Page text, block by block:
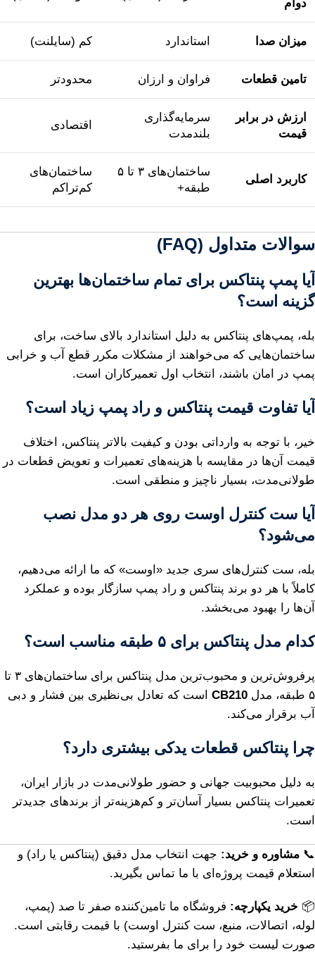
دوام
میزان صدا استاندارد کم (سایلنت)
تامین قطعات فراوان و ارزان محدودتر
ارزش در برابر
قیمت
سرمایه‌گذاری
بلندمدت
اقتصادی
کاربرد اصلی
ساختمان‌های ۳ تا ۵
طبقه+
ساختمان‌های
کم‌تراکم
سوالات متداول (FAQ)
آیا پمپ پنتاکس برای تمام ساختمان‌ها بهترین
گزینه است؟
بله، پمپ‌های پنتاکس به دلیل استاندارد بالای ساخت، برای
ساختمان‌هایی که می‌خواهند از مشکلات مکرر قطع آب و خرابی
پمپ در امان باشند، انتخاب اول تعمیرکاران است.
آیا تفاوت قیمت پنتاکس و راد پمپ زیاد است؟
خیر، با توجه به وارداتی بودن و کیفیت بالاتر پنتاکس، اختلاف
قیمت آن‌ها در مقایسه با هزینه‌های تعمیرات و تعویض قطعات در
طولانی‌مدت، بسیار ناچیز و منطقی است.
آیا ست کنترل اوست روی هر دو مدل نصب
می‌شود؟
بله، ست کنترل‌های سری جدید «اوست» که ما ارائه می‌دهیم،
کاملاً با هر دو برند پنتاکس و راد پمپ سازگار بوده و عملکرد
آن‌ها را بهبود می‌بخشد.
کدام مدل پنتاکس برای ۵ طبقه مناسب است؟
پرفروش‌ترین و محبوب‌ترین مدل پنتاکس برای ساختمان‌های ۳ تا
۵ طبقه، مدل
CB210 است که تعادل بی‌نظیری بین فشار و دبی
آب برقرار می‌کند.
چرا پنتاکس قطعات یدکی بیشتری دارد؟
به دلیل محبوبیت جهانی و حضور طولانی‌مدت در بازار ایران،
تعمیرات پنتاکس بسیار آسان‌تر و کم‌هزینه‌تر از برندهای جدیدتر
است.
📞 مشاوره و خرید: جهت انتخاب مدل دقیق (پنتاکس یا راد) و
استعلام قیمت پروژه‌ای با ما تماس بگیرید.
📦 خرید یکپارچه: فروشگاه ما تامین‌کننده صفر تا صد (پمپ،
لوله، اتصالات، منبع، ست کنترل اوست) با قیمت رقابتی است.
صورت لیست خود را برای ما بفرستید.